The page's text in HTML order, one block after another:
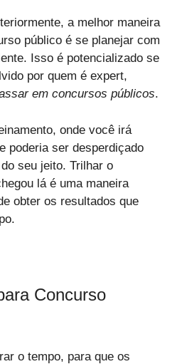
a melhor maneira
público é se planejar com
Isso é potencializado se
por quem é expert,
em concursos públicos.
onde você irá
poderia ser desperdiçado
seu jeito. Trilhar o
lá é uma maneira
obter os resultados que
Concurso
o tempo, para que os